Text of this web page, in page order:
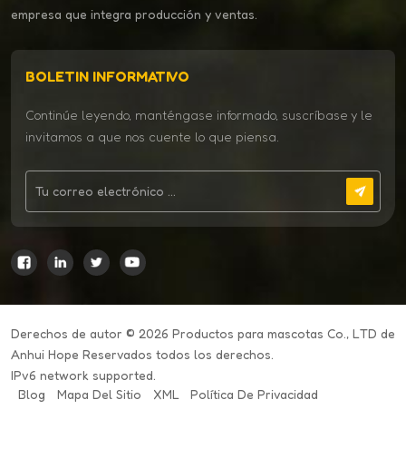
empresa que integra producción y ventas.
BOLETIN INFORMATIVO
Continúe leyendo, manténgase informado, suscríbase y le
invitamos a que nos cuente lo que piensa.
Derechos de autor © 2026 Productos para mascotas Co., LTD de
Anhui Hope Reservados todos los derechos.
IPv6 network supported.
Blog
Mapa Del Sitio XML Política De Privacidad